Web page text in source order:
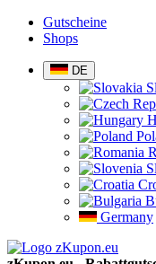
Gutscheine
Shops
DE
Germany